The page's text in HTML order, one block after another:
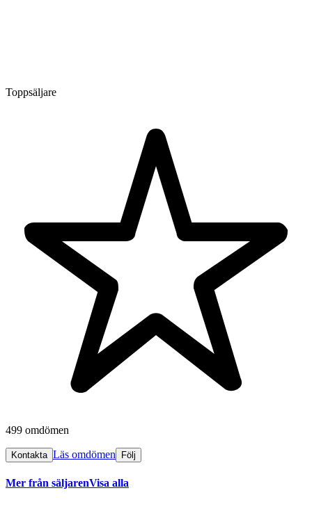
Toppsäljare
499 omdömen
Kontakta Läs omdömen Följ
Mer från säljarenVisa alla